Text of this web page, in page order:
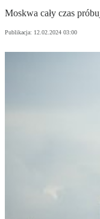
Moskwa cały czas
Publikacja: 12.02.2024 03:00